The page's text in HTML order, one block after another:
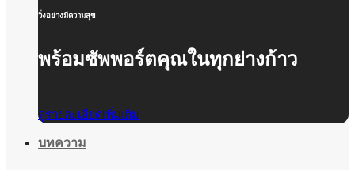
วิ่งอย่างมีความสุข
พร้อมซัพพอร์ตคุณในทุกย่างก้าว
ดูรายละเอียดเพิ่มเติม
บทความ